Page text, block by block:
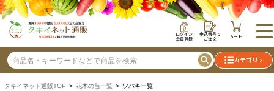
ログイン
会員登録
申込番号で
ご注文 カート
カテゴリ
タキイネット通販TOP > 花木の苗一覧 > ツバキ一覧